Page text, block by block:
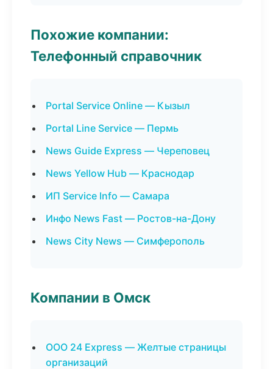
Похожие компании:
Телефонный справочник
Portal Service Online — Кызыл
Portal Line Service — Пермь
News Guide Express — Череповец
News Yellow Hub — Краснодар
ИП Service Info — Самара
Инфо News Fast — Ростов-на-Дону
News City News — Симферополь
Компании в Омск
ООО 24 Express — Желтые страницы
организаций